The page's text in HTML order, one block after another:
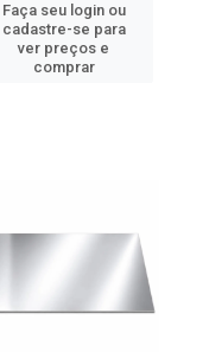
Faça seu login ou
cadastre-se para
ver preços e
comprar